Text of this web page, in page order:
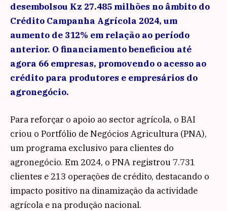
desembolsou Kz 27.485 milhões no âmbito do
Crédito Campanha Agrícola 2024, um
aumento de 312% em relação ao período
anterior. O financiamento beneficiou até
agora 66 empresas, promovendo o acesso ao
crédito para produtores e empresários do
agronegócio.
Para reforçar o apoio ao sector agrícola, o BAI
criou o Portfólio de Negócios Agricultura (PNA),
um programa exclusivo para clientes do
agronegócio. Em 2024, o PNA registrou 7.731
clientes e 213 operações de crédito, destacando o
impacto positivo na dinamização da actividade
agrícola e na produção nacional.